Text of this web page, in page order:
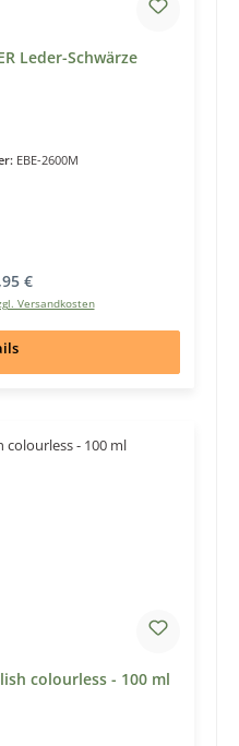
Leder-Schwärze
EBE-2600M
Preis:
€
Versandkosten
Bense & Eicke | Shoe Polish colourless - 100 ml